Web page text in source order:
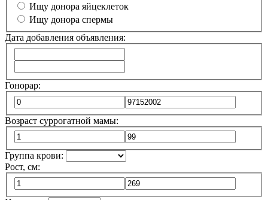
Ищу донора яйцеклеток
Ищу донора спермы
Дата добавления объявления:
Гонорар:
Возраст суррогатной мамы:
Группа крови:
Рост, см: